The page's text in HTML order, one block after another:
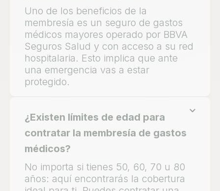
Uno de los beneficios de la
membresía es un seguro de gastos
médicos mayores operado por BBVA
Seguros Salud y con acceso a su red
hospitalaria. Esto implica que ante
una emergencia vas a estar
protegido.
¿Existen límites de edad para
contratar la membresía de gastos
médicos?
No importa si tienes 50, 60, 70 u 80
años: aquí encontrarás la cobertura